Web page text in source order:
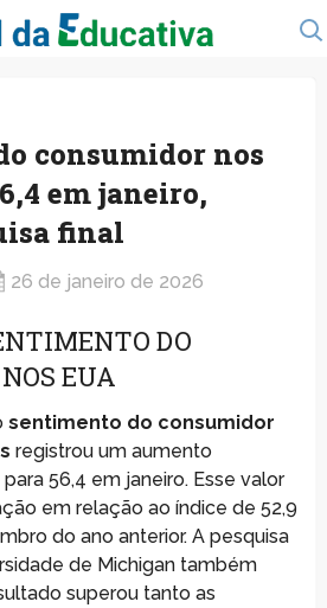
consumidor nos
em janeiro,
final
26 de janeiro de 2026
DO
EUA
sentimento do consumidor
registrou um aumento
56,4 em janeiro. Esse valor
em relação ao índice de 52,9
do ano anterior. A pesquisa
de Michigan também
superou tanto as